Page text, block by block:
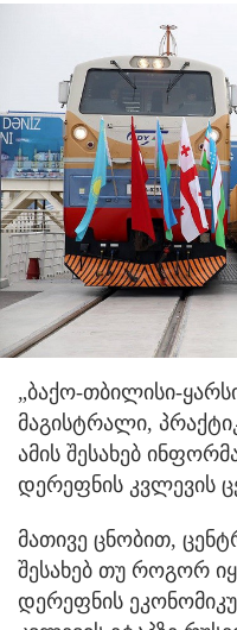
„ბაქო-თბილისი-
მაგისტრალი,
ამის შესახებ
დერეფნის კვლევის
მათივე ცნობით,
შესახებ თუ როგორ
დერეფნის